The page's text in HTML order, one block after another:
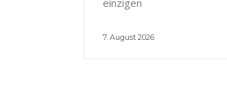
7. August 2026